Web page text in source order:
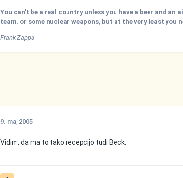
You can't be a real country unless you have a beer and an
team, or some nuclear weapons, but at the very least you
Frank Zappa
9. maj 2005
Vidim, da ma to tako recepcijo tudi Beck.